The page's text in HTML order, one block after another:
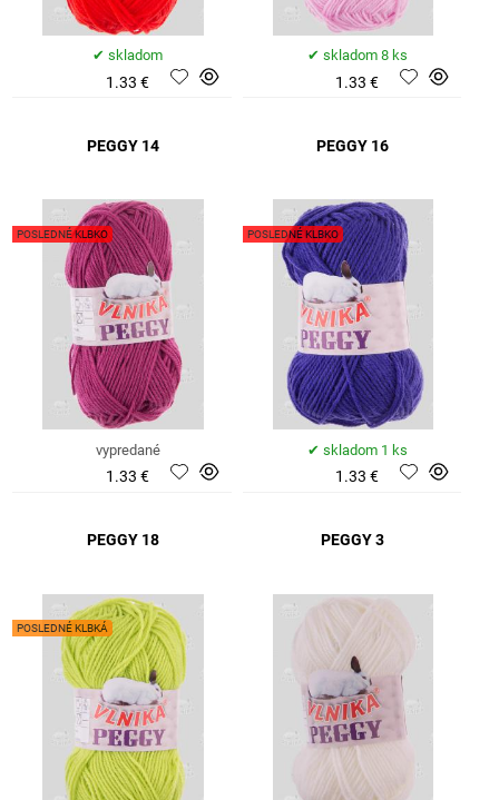
skladom
1.33 €
skladom 8 ks
1.33 €
PEGGY 14
POSLEDNÉ KLBKO
vypredané
1.33 €
PEGGY 16
POSLEDNÉ KLBKO
skladom 1 ks
1.33 €
PEGGY 18
POSLEDNÉ KLBKÁ
PEGGY 3